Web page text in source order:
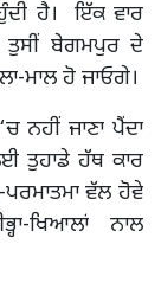
ਹੈ। ਇੱਕ ਵਾਰ
ਤੁਸੀਂ ਬੇਗਮਪੁਰ ਦੇ
ਮਾਲ ਹੋ ਜਾਓਗੇ।
ਜਾਣਾ ਪੈਂਦਾ
ਤੁਹਾਡੇ ਹੱਥ ਕਾਰ
ਵੱਲ ਹੋਵੇ
ਖਿਆਲਾਂ ਨਾਲ